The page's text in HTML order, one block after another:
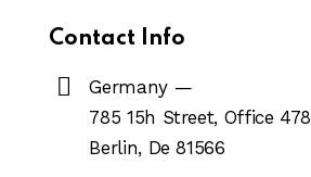
Contact Info
Germany —
785 15h Street, Office 478
Berlin, De 81566